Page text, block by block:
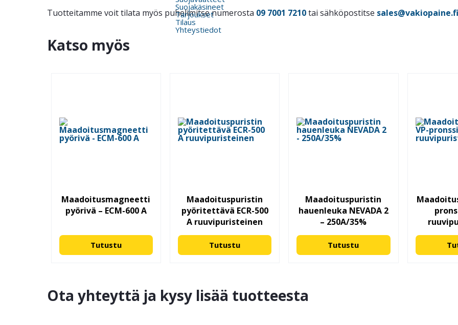
Suojakäsineet
Tarjoukset
Tilaus
Yhteystiedot
Tuotteitamme voit tilata myös puhelimitse numerosta 09 7001 7210tai sähköpostitse sales@vakiopaine.fi
Katso myös
Maadoitusmagneetti
pyörivä – ECM-600 A
Tutustu
Maadoituspuristin
pyöritettävä ECR-500
A ruuvipuristeinen
Tutustu
Maadoituspuristin
hauenleuka NEVADA 2
– 250A/35%
Tutustu
Ota yhteyttä ja kysy lisää tuotteesta